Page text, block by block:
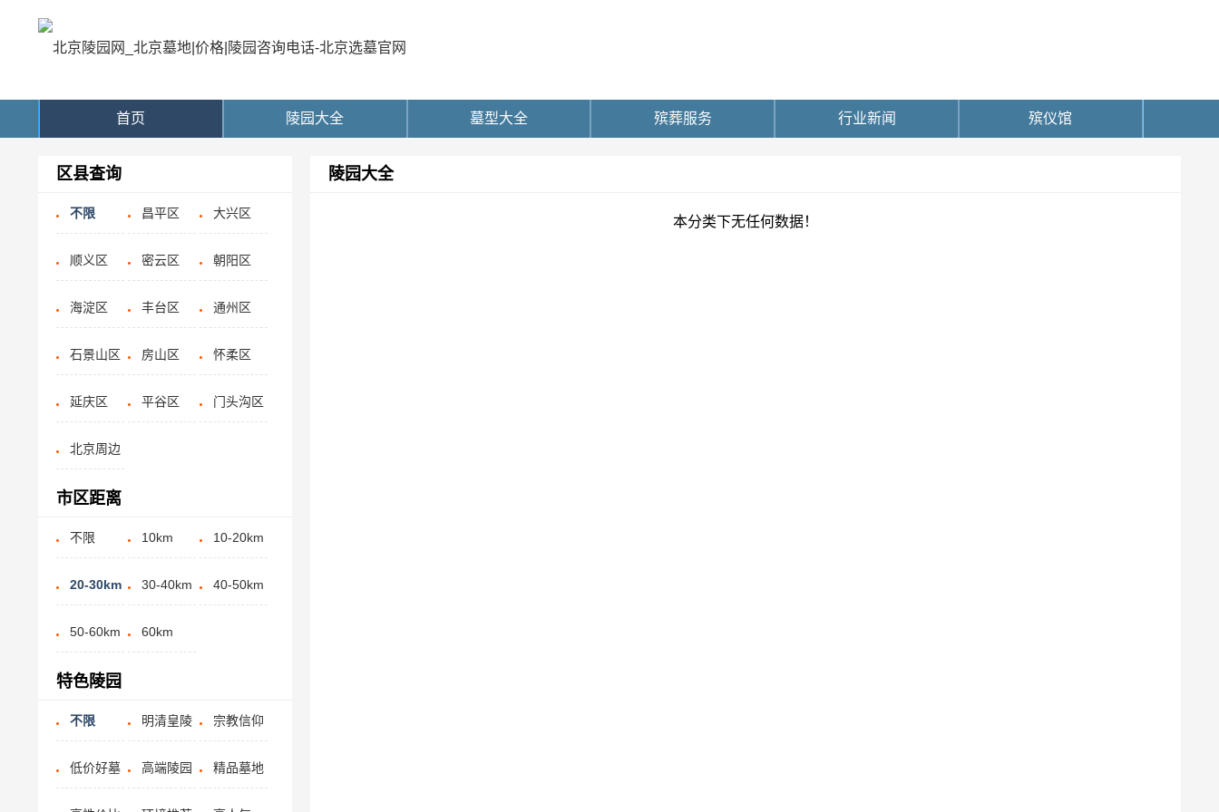
首页 陵园大全 墓型大全 殡葬服务 行业新闻 殡仪馆
区县查询
不限 昌平区 大兴区
顺义区 密云区 朝阳区
海淀区 丰台区 通州区
石景山区 房山区 怀柔区
延庆区 平谷区 门头沟区
北京周边
市区距离
不限 10km 10-20km
20-30km 30-40km 40-50km
50-60km 60km
特色陵园
不限 明清皇陵 宗教信仰
低价好墓 高端陵园 精品墓地
陵园大全
本分类下无任何数据！